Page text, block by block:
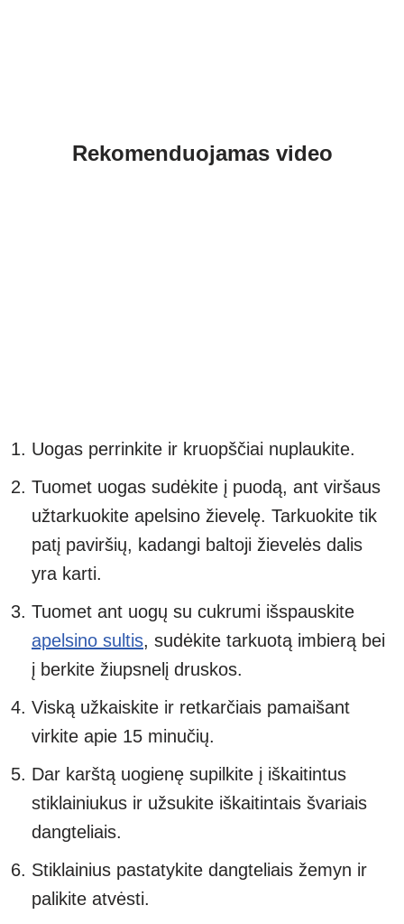
Rekomenduojamas video
Uogas perrinkite ir kruopščiai nuplaukite.
Tuomet uogas sudėkite į puodą, ant viršaus
užtarkuokite apelsino žievelę. Tarkuokite tik
patį paviršių, kadangi baltoji žievelės dalis
yra karti.
Tuomet ant uogų su cukrumi išspauskite
apelsino sultis, sudėkite tarkuotą imbierą bei
į berkite žiupsnelį druskos.
Viską užkaiskite ir retkarčiais pamaišant
virkite apie 15 minučių.
Dar karštą uogienę supilkite į iškaitintus
stiklainiukus ir užsukite iškaitintais švariais
dangteliais.
Stiklainius pastatykite dangteliais žemyn ir
palikite atvėsti.